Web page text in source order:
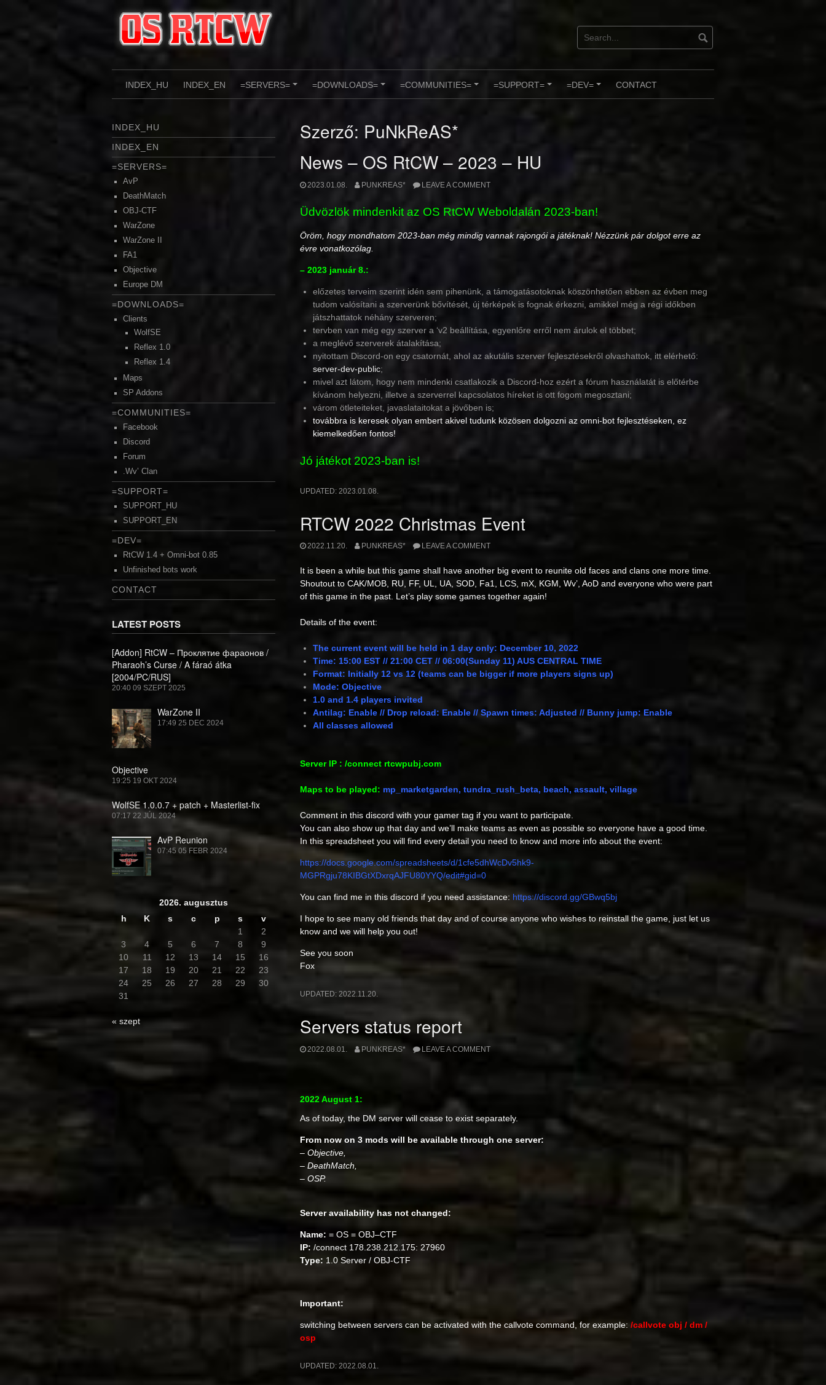
INDEX_HU INDEX_EN
+
=SERVERS=
+
=DOWNLOADS=
+
=COMMUNITIES=
+
=SUPPORT=
+
=DEV= CONTACT
Szerző: PuNkReAS*
News – OS RtCW – 2023 – HU
2023.01.08. PUNKREAS* LEAVE A COMMENT
Üdvözlök mindenkit az OS RtCW Weboldalán 2023-ban!
Öröm, hogy mondhatom 2023-ban még mindig vannak rajongói a játéknak! Nézzünk pár dolgot erre az
évre vonatkozólag.
– 2023 január 8.:
előzetes terveim szerint idén sem pihenünk, a támogatásotoknak köszönhetően ebben az évben meg
tudom valósítani a szerverünk bővítését, új térképek is fognak érkezni, amikkel még a régi időkben
játszhattatok néhány szerveren;
tervben van még egy szerver a ‘v2 beállítása, egyenlőre erről nem árulok el többet;
a meglévő szerverek átalakítása;
nyitottam Discord-on egy csatornát, ahol az akutális szerver fejlesztésekről olvashattok, itt elérhető:
server-dev-public;
mivel azt látom, hogy nem mindenki csatlakozik a Discord-hoz ezért a fórum használatát is előtérbe
kívánom helyezni, illetve a szerverrel kapcsolatos híreket is ott fogom megosztani;
várom ötleteiteket, javaslataitokat a jövőben is;
továbbra is keresek olyan embert akivel tudunk közösen dolgozni az omni-bot fejlesztéseken, ez
kiemelkedően fontos!
Jó játékot 2023-ban is!
UPDATED: 2023.01.08.
RTCW 2022 Christmas Event
2022.11.20. PUNKREAS* LEAVE A COMMENT
It is been a while but this game shall have another big event to reunite old faces and clans one more time.
Shoutout to CAK/MOB, RU, FF, UL, UA, SOD, Fa1, LCS, mX, KGM, Wv’, AoD and everyone who were part
of this game in the past. Let’s play some games together again!
Details of the event:
The current event will be held in 1 day only: December 10, 2022
Time: 15:00 EST // 21:00 CET // 06:00(Sunday 11) AUS CENTRAL TIME
Format: Initially 12 vs 12 (teams can be bigger if more players signs up)
Mode: Objective
1.0 and 1.4 players invited
Antilag: Enable // Drop reload: Enable // Spawn times: Adjusted // Bunny jump: Enable
All classes allowed
Server IP : /connect rtcwpubj.com
Maps to be played: mp_marketgarden, tundra_rush_beta, beach, assault, village
Comment in this discord with your gamer tag if you want to participate.
You can also show up that day and we’ll make teams as even as possible so everyone have a good time.
In this spreadsheet you will find every detail you need to know and more info about the event:
https://docs.google.com/spreadsheets/d/1cfe5dhWcDv5hk9-
MGPRgju78KIBGtXDxrqAJFU80YYQ/edit#gid=0
You can find me in this discord if you need assistance: https://discord.gg/GBwq5bj
I hope to see many old friends that day and of course anyone who wishes to reinstall the game, just let us
know and we will help you out!
See you soon
Fox
UPDATED: 2022.11.20.
Servers status report
2022.08.01. PUNKREAS* LEAVE A COMMENT
2022 August 1:
As of today, the DM server will cease to exist separately.
From now on 3 mods will be available through one server:
– Objective,
– DeathMatch,
– OSP.
Server availability has not changed:
Name: = OS = OBJ–CTF
IP: /connect 178.238.212.175: 27960
Type: 1.0 Server / OBJ-CTF
Important:
switching between servers can be activated with the callvote command, for example: /callvote obj / dm /
osp
UPDATED: 2022.08.01.
INDEX_HU
INDEX_EN
=SERVERS=
AvP
DeathMatch
OBJ-CTF
WarZone
WarZone II
FA1
Objective
Europe DM
=DOWNLOADS=
Clients
WolfSE
Reflex 1.0
Reflex 1.4
Maps
SP Addons
=COMMUNITIES=
Facebook
Discord
Forum
.Wv’ Clan
=SUPPORT=
SUPPORT_HU
SUPPORT_EN
=DEV=
RtCW 1.4 + Omni-bot 0.85
Unfinished bots work
CONTACT
LATEST POSTS
[Addon] RtCW – Проклятие фараонов /
Pharaoh’s Curse / A fáraó átka
[2004/PC/RUS]
20:40 09 SZEPT 2025
WarZone II
17:49 25 DEC 2024
Objective
19:25 19 OKT 2024
WolfSE 1.0.0.7 + patch + Masterlist-fix
07:17 22 JÚL 2024
AvP Reunion
07:45 05 FEBR 2024
2026. augusztus
h
K s c p s
v
1
2
3
4 5 6 7 8
9
10
11 12 13 14 15
16
17
18 19 20 21 22
23
24
25 26 27 28 29
30
31
« szept